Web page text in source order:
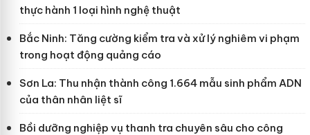
thực hành 1 loại hình nghệ thuật
Bắc Ninh: Tăng cường kiểm tra và xử lý nghiêm vi phạm
trong hoạt động quảng cáo
Sơn La: Thu nhận thành công 1.664 mẫu sinh phẩm ADN
của thân nhân liệt sĩ
Bồi dưỡng nghiệp vụ thanh tra chuyên sâu cho công